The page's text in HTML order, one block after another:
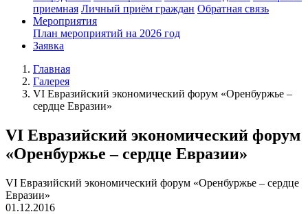
приемная Личный приём граждан Обратная связь
Мероприятия
План мероприятий на 2026 год
Заявка
Главная
Галерея
VI Евразийский экономический форум «Оренбуржье –
сердце Евразии»
VI Евразийский экономический форум
«Оренбуржье – сердце Евразии»
VI Евразийский экономический форум «Оренбуржье – сердце
Евразии»
01.12.2016